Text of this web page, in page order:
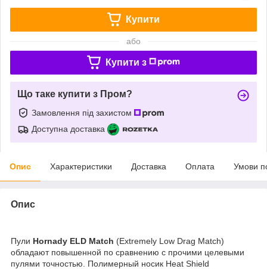
Купити
або
Купити з
Що таке купити з Пром?
Замовлення під захистом
Доступна доставка
Опис Характеристики Доставка Оплата Умови
Опис
Пули Hornady ELD Match (Extremely Low Drag Match)
обладают повышенной по сравнению с прочими целевыми
пулями точностью. Полимерный носик Heat Shield